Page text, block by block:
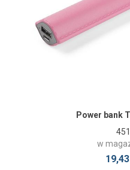
Power bank
w